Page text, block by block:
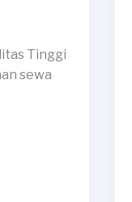
Tinggi
sewa